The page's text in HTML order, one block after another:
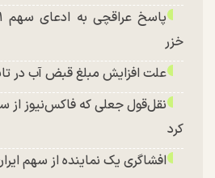
خزر
علت افزایش مبلغ قبض آب در
نقل‌قول جعلی که فاکس‌نیوز از
کرد
افشاگری یک نماینده از سهم